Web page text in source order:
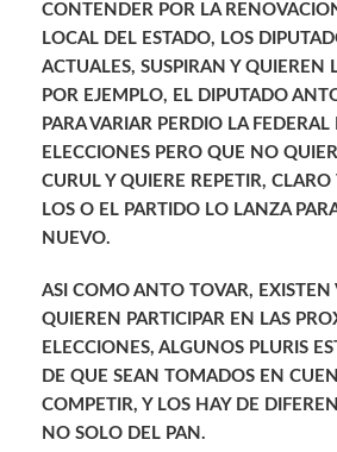
CONTENDER POR LA
LOCAL DEL ESTADO, LOS
ACTUALES, SUSPIRAN Y QUIEREN
POR EJEMPLO, EL DIPUTADO
PARA VARIAR PERDIO LA
ELECCIONES PERO QUE NO
CURUL Y QUIERE REPETIR, CLARO
LOS O EL PARTIDO LO LANZA
NUEVO.
ASI COMO ANTO TOVAR, EXISTEN
QUIEREN PARTICIPAR EN LAS
ELECCIONES, ALGUNOS PLURIS
DE QUE SEAN TOMADOS EN
COMPETIR, Y LOS HAY DE
NO SOLO DEL PAN.